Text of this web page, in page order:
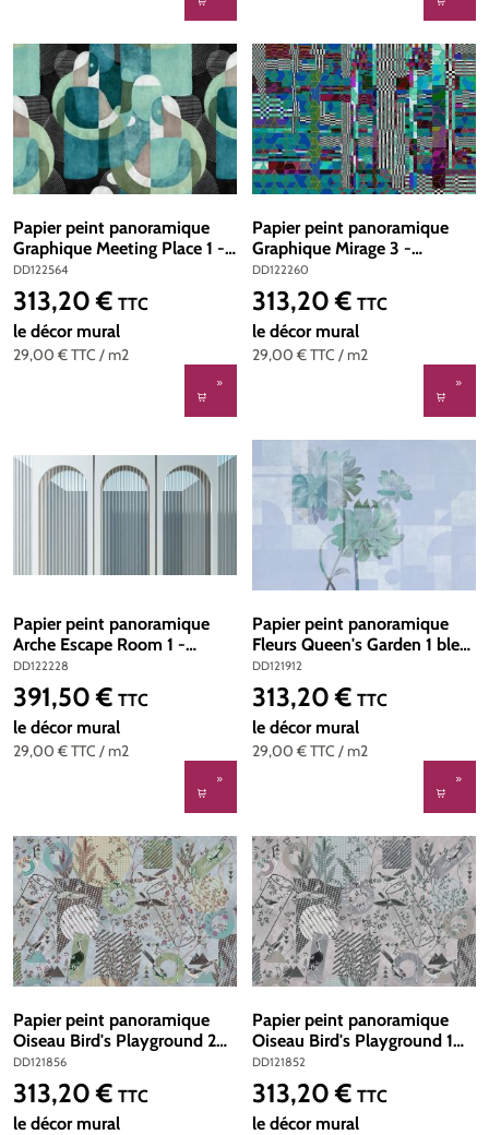
Papier peint panoramique
Graphique Meeting Place 1 -
Référence DD122564 -
Intissé 200g/m2 - 400 x
270 cm
DD122564
29,00 €TTC / m2
Prix régulier :
313,20 € TTC
le décor mural
Papier peint panoramique
Graphique Mirage 3 -
Référence DD122260 -
Intissé 200g/m2 - 400 x
270 cm
DD122260
29,00 €TTC / m2
Prix régulier :
313,20 € TTC
le décor mural
Papier peint panoramique
Arche Escape Room 1 -
Référence DD122228 - Intissé
200g/m2 - 500 x 270 cm
DD122228
29,00 €TTC / m2
Prix régulier :
391,50 € TTC
le décor mural
Papier peint panoramique
Fleurs Queen's Garden 1 bleu
- Référence DD121912 -
Intissé 200g/m2 - 400 x
270 cm
DD121912
29,00 €TTC / m2
Prix régulier :
313,20 € TTC
le décor mural
Papier peint panoramique
Oiseau Bird's Playground 2
bleu - Référence DD121856 -
Intissé 200g/m2 - 400 x
270 cm
DD121856
Prix régulier :
313,20 € TTC
le décor mural
Papier peint panoramique
Oiseau Bird's Playground 1
violet - Référence DD121852
- Intissé 200g/m2 - 400 x
270 cm
DD121852
Prix régulier :
313,20 € TTC
le décor mural